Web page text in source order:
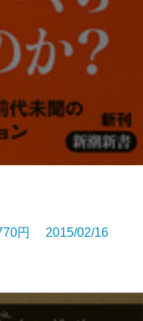
円 2015/02/16